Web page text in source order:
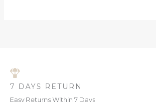
7 DAYS RETURN
Easy Returns Within 7 Days